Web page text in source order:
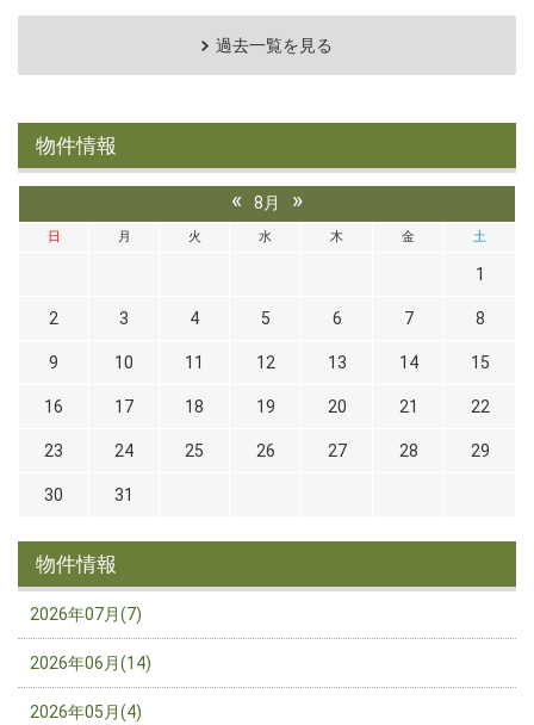
過去一覧を見る
物件情報
« 8月 »
日 月 火 水 木 金 土
1
2 3 4 5 6 7 8
9 10 11 12 13 14 15
16 17 18 19 20 21 22
23 24 25 26 27 28 29
30 31
物件情報
2026年07月(7)
2026年06月(14)
2026年05月(4)